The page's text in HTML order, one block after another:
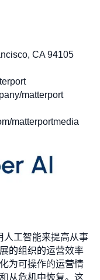
CA 94105
matterport
matterportmedia
人工智能来提高从事
的组织的运营效率
为可操作的运营情
从危机中恢复。这